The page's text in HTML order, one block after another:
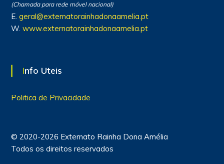
(Chamada para rede móvel nacional)
E. geral@externatorainhadonaamelia.pt
W. www.externatorainhadonaamelia.pt
Info Uteis
Politica de Privacidade
© 2020-2026 Externato Rainha Dona Amélia
Todos os direitos reservados